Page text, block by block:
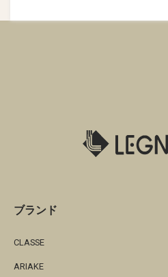
ブランド
CLASSE
ARIAKE